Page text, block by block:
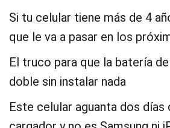
Si tu celular tiene más de 4
que le va a pasar en los
El truco para que la batería
doble sin instalar nada
Este celular aguanta dos